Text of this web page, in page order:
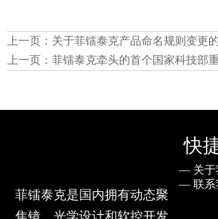
上一页： 关于菲镭泰克产品命名规则变更
上一页： 菲镭泰克牵头的首个国家科技部
菲镭泰克是国内拥有动态聚
焦镜、光学设计和软控开发
快
— ㅤ关
— ㅤ联